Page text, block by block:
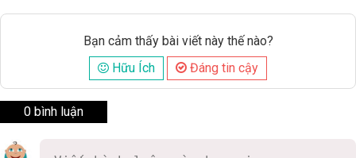
Bạn cảm thấy bài viết này thế nào?
Hữu Ích
Đáng tin cậy
0 bình luận